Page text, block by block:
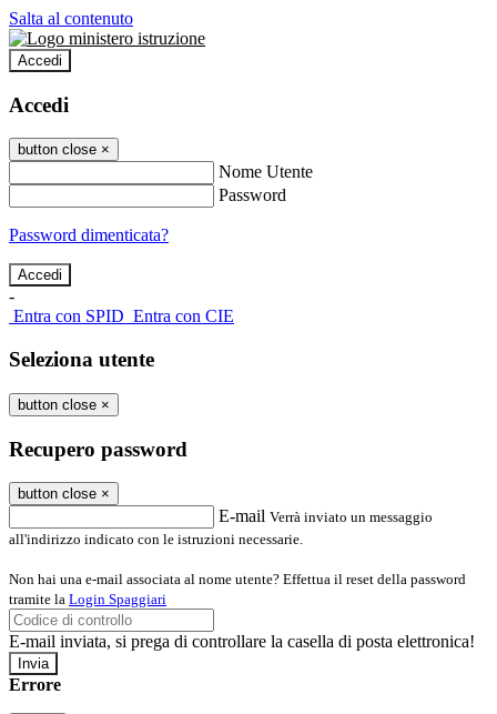
Salta al contenuto
Accedi
Accedi
button close ×
Nome Utente
Password
Password dimenticata?
-
Entra con SPID Entra con CIE
Seleziona utente
button close ×
Recupero password
button close ×
E-mail Verrà inviato un messaggio
all'indirizzo indicato con le istruzioni necessarie.
Non hai una e-mail associata al nome utente? Effettua il reset della password
tramite la Login Spaggiari
E-mail inviata, si prega di controllare la casella di posta elettronica!
Errore